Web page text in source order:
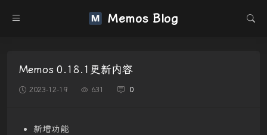
Memos Blog
Memos 0.18.1更新内容
2023-12-19 631 0
新增功能